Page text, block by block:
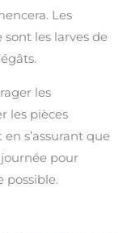
Les
les larves de
les
les pièces
s’assurant que
pour
possible.